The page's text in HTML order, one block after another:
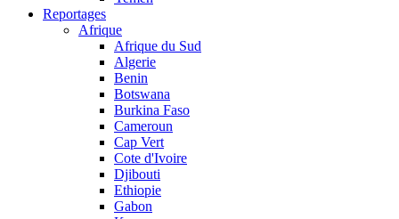
Reportages
Afrique
Afrique du Sud
Algerie
Benin
Botswana
Burkina Faso
Cameroun
Cap Vert
Cote d'Ivoire
Djibouti
Ethiopie
Gabon